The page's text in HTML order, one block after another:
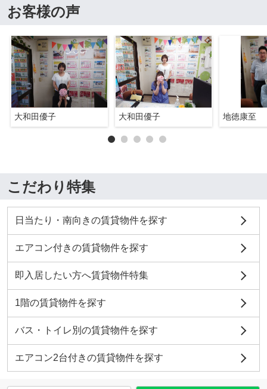
お客様の声
大和田優子 大和田優子 地徳康至
こだわり特集
日当たり・南向きの賃貸物件を探す
エアコン付きの賃貸物件を探す
即入居したい方へ賃貸物件特集
1階の賃貸物件を探す
バス・トイレ別の賃貸物件を探す
エアコン2台付きの賃貸物件を探す